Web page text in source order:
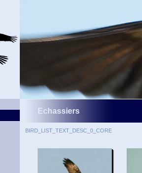
Echassiers
BIRD_LIST_TEXT_DESC_0_CORE